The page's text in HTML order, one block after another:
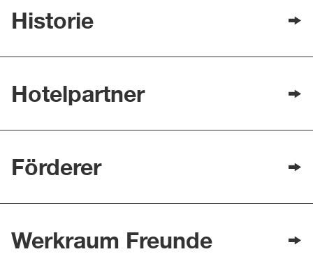
Historie
Hotelpartner
Förderer
Werkraum Freunde